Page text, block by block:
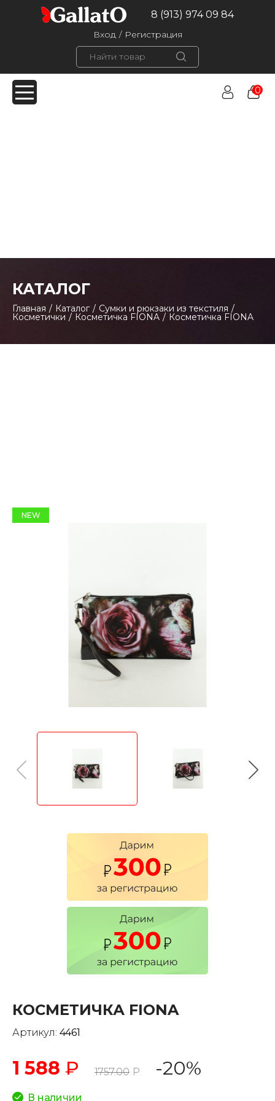
8 (913) 974 09 84
Вход / Регистрация
0
КАТАЛОГ
Главная / Каталог / Сумки и рюкзаки из текстиля /
Косметички / Косметичка FIONA / Косметичка FIONA
NEW
КОСМЕТИЧКА FIONA
Артикул: 4461
1 588 ₽ 1757.00 Р -20%
В наличии